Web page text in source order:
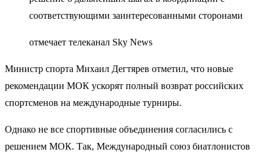
соответствующими заинтересованными сторонами
отмечает телеканал Sky News
Министр спорта Михаил Дегтярев отметил, что новые
рекомендации МОК ускорят полный возврат российских
спортсменов на международные турниры.
Однако не все спортивные объединения согласились с
решением МОК. Так, Международный союз биатлонистов